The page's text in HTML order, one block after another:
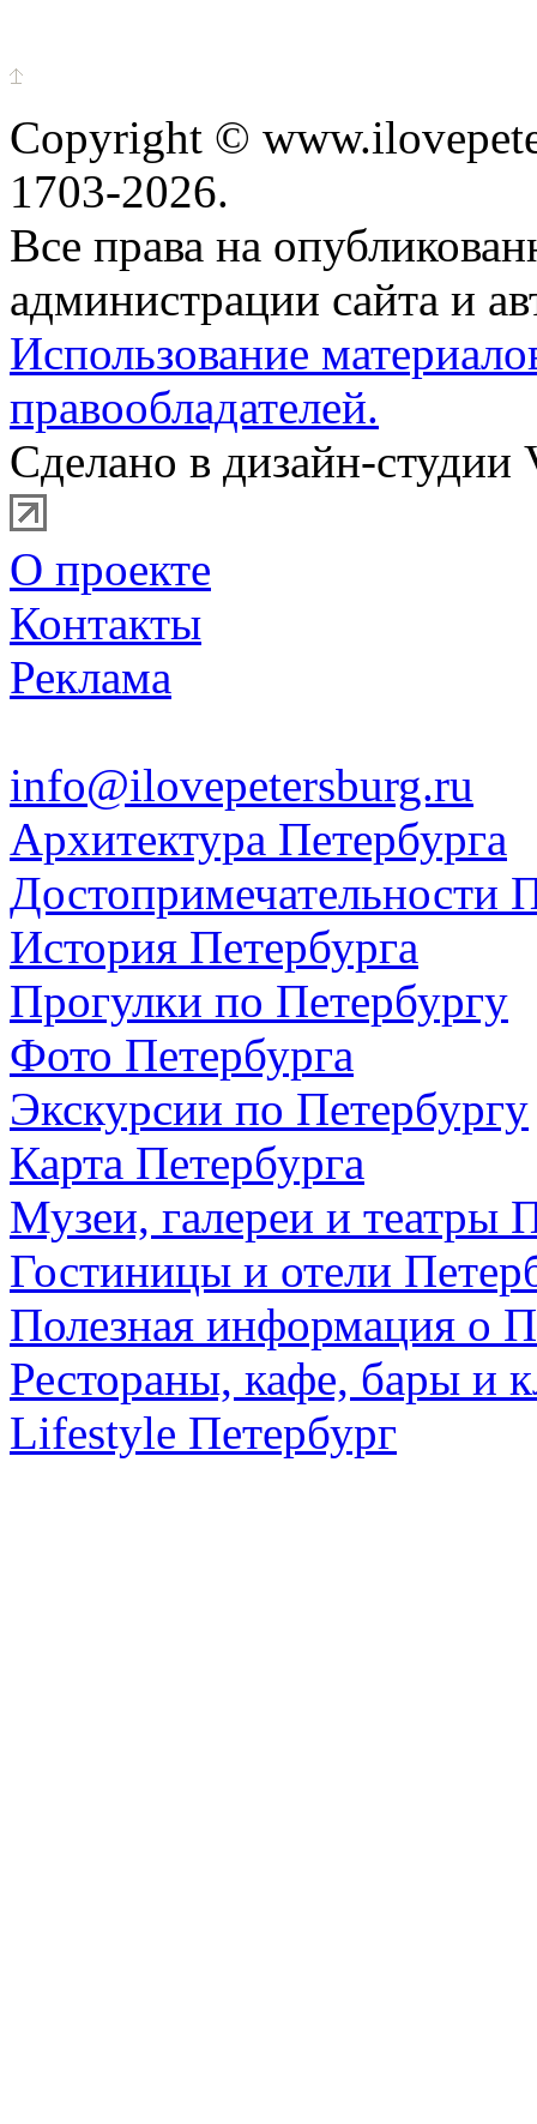
Copyright ©
1703-2026.
Все права на
администрации сайта и
Использование
правообладателей.
Сделано в дизайн-студии
О проекте
Контакты
Реклама
info@ilovepetersburg.ru
Архитектура Петербурга
Достопримечательности
История Петербурга
Прогулки по Петербургу
Фото Петербурга
Экскурсии по Петербургу
Карта Петербурга
Музеи, галереи и театры
Гостиницы и отели
Полезная информация о
Рестораны, кафе, бары и
Lifestyle Петербург